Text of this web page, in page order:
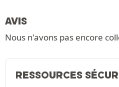
AVIS
Nous n'avons pas encore
RESSOURCES